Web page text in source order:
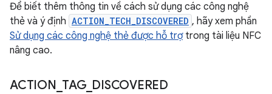
Để biết thêm thông tin về cách sử dụng các công nghệ
thẻ và ý định ACTION_TECH_DISCOVERED , hãy xem phần
Sử dụng các công nghệ thẻ được hỗ trợtrong tài liệu NFC
nâng cao.
ACTION TAG_ DISCOVERED